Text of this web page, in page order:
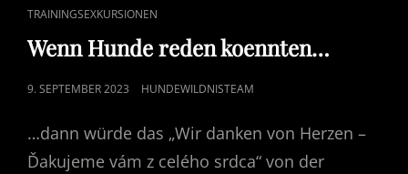
LINKS
TRAININGSEXKURSIONEN
Wenn Hunde reden koennten…
POSTED
9. SEPTEMBER 2023 HUNDEWILDNISTEAM
…dann würde das „Wir danken von Herzen –
Ďakujeme vám z celého srdca“ von der